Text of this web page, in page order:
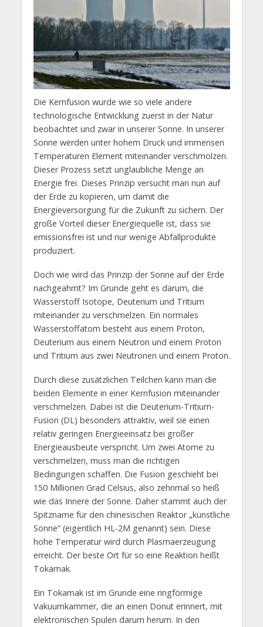
Die Kernfusion wurde wie so viele andere
technologische Entwicklung zuerst in der Natur
beobachtet und zwar in unserer Sonne. In unserer
Sonne werden unter hohem Druck und immensen
Temperaturen Element miteinander verschmolzen.
Dieser Prozess setzt unglaubliche Menge an
Energie frei. Dieses Prinzip versucht man nun auf
der Erde zu kopieren, um damit die
Energieversorgung für die Zukunft zu sichern. Der
große Vorteil dieser Energiequelle ist, dass sie
emissionsfrei ist und nur wenige Abfallprodukte
produziert.
Doch wie wird das Prinzip der Sonne auf der Erde
nachgeahmt? Im Grunde geht es darum, die
Wasserstoff Isotope, Deuterium und Tritium
miteinander zu verschmelzen. Ein normales
Wasserstoffatom besteht aus einem Proton,
Deuterium aus einem Neutron und einem Proton
und Tritium aus zwei Neutronen und einem Proton.
Durch diese zusätzlichen Teilchen kann man die
beiden Elemente in einer Kernfusion miteinander
verschmelzen. Dabei ist die Deuterium-Tritium-
Fusion (DL) besonders attraktiv, weil sie einen
relativ geringen Energieeinsatz bei großer
Energieausbeute verspricht. Um zwei Atome zu
verschmelzen, muss man die richtigen
Bedingungen schaffen. Die Fusion geschieht bei
150 Millionen Grad Celsius, also zehnmal so heiß
wie das Innere der Sonne. Daher stammt auch der
Spitzname für den chinesischen Reaktor „künstliche
Sonne“ (eigentlich HL-2M genannt) sein. Diese
hohe Temperatur wird durch Plasmaerzeugung
erreicht. Der beste Ort für so eine Reaktion heißt
Tokamak.
Ein Tokamak ist im Grunde eine ringförmige
Vakuumkammer, die an einen Donut erinnert, mit
elektronischen Spulen darum herum. In den